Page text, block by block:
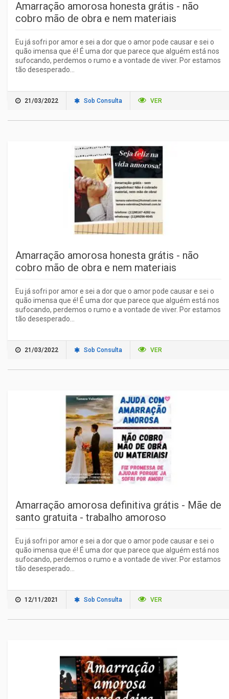
Amarração amorosa honesta grátis - não
cobro mão de obra e nem materiais
Eu já sofri por amor e sei a dor que o amor pode causar e sei o
quão imensa que é! É uma dor que parece que alguém está nos
sufocando, perdemos o rumo e a vontade de viver. Por estamos
tão desesperado...
21/03/2022 Sob Consulta VER
Amarração amorosa honesta grátis - não
cobro mão de obra e nem materiais
Eu já sofri por amor e sei a dor que o amor pode causar e sei o
quão imensa que é! É uma dor que parece que alguém está nos
sufocando, perdemos o rumo e a vontade de viver. Por estamos
tão desesperado...
21/03/2022 Sob Consulta VER
Amarração amorosa definitiva grátis - Mãe de
santo gratuita - trabalho amoroso
Eu já sofri por amor e sei a dor que o amor pode causar e sei o
quão imensa que é! É uma dor que parece que alguém está nos
sufocando, perdemos o rumo e a vontade de viver. Por estamos
tão desesperado...
12/11/2021 Sob Consulta VER